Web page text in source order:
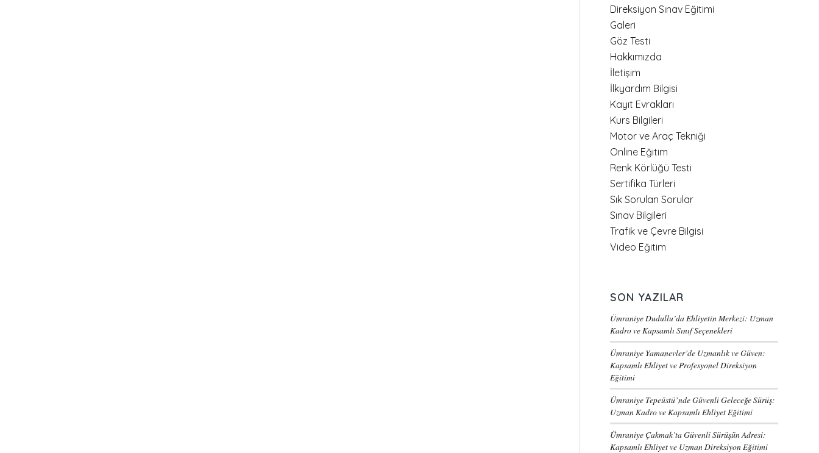
Direksiyon Sınav Eğitimi
Galeri
Göz Testi
Hakkımızda
İletişim
İlkyardım Bilgisi
Kayıt Evrakları
Kurs Bilgileri
Motor ve Araç Tekniği
Online Eğitim
Renk Körlüğü Testi
Sertifika Türleri
Sık Sorulan Sorular
Sınav Bilgileri
Trafik ve Çevre Bilgisi
Video Eğitim
SON YAZILAR
Ümraniye Dudullu’da Ehliyetin Merkezi: Uzman
Kadro ve Kapsamlı Sınıf Seçenekleri
Ümraniye Yamanevler’de Uzmanlık ve Güven:
Kapsamlı Ehliyet ve Profesyonel Direksiyon
Eğitimi
Ümraniye Tepeüstü’nde Güvenli Geleceğe Sürüş:
Uzman Kadro ve Kapsamlı Ehliyet Eğitimi
Ümraniye Çakmak’ta Güvenli Sürüşün Adresi:
Kapsamlı Ehliyet ve Uzman Direksiyon Eğitimi